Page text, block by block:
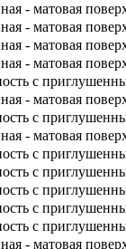
- матовая
- матовая
- матовая
- матовая
с
- матовая
с
- матовая
с
с
с
с
с
- матовая